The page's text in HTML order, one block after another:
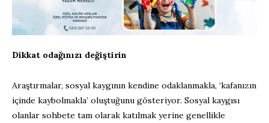
Dikkat odağınızı değiştirin
Araştırmalar, sosyal kaygının kendine odaklanmakla, ‘kafanızın
içinde kaybolmakla’ oluştuğunu gösteriyor. Sosyal kaygısı
olanlar sohbete tam olarak katılmak yerine genellikle